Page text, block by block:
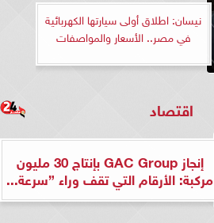
نيسان: اطلاق أولى سيارتها الكهربائية
في مصر.. الأسعار والمواصفات
اقتصاد
إنجاز GAC Group بإنتاج 30 مليون
مركبة: الأرقام التي تقف وراء ”سرعة...